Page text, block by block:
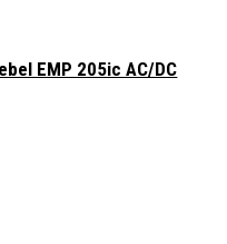
EMP 205ic AC/DC